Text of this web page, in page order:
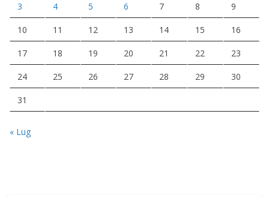
3 4 5 6 7 8 9
10 11 12 13 14 15 16
17 18 19 20 21 22 23
24 25 26 27 28 29 30
31
« Lug